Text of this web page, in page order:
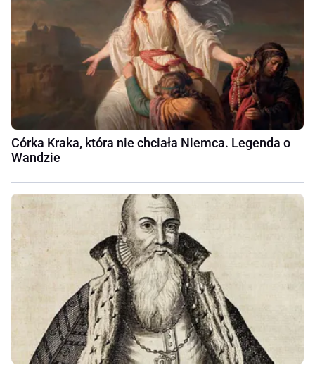
Córka Kraka, która nie chciała Niemca. Legenda o
Wandzie